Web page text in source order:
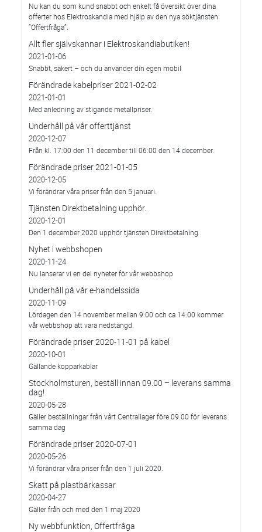
Nu kan du som kund snabbt och enkelt få översikt över dina
offerter hos Elektroskandia med hjälp av den nya söktjänsten
”Offertfråga”.
Allt fler självskannar i Elektroskandiabutiken!
2021-01-06
Snabbt, säkert – och du använder din egen mobil
Förändrade kabelpriser 2021-02-02
2021-01-01
Med anledning av stigande metallpriser.
Underhåll på vår offerttjänst
2020-12-07
Från kl. 17:00 den 11 december till 06:00 den 14 december.
Förändrade priser 2021-01-05
2020-12-05
Vi förändrar våra priser från den 5 januari.
Tjänsten Direktbetalning upphör.
2020-12-01
Den 1 december 2020 upphör tjänsten Direktbetalning
Nyhet i webbshopen
2020-11-24
Nu lanserar vi en del nyheter för vår webbshop
Underhåll på vår e-handelssida
2020-11-09
Lördagen den 14 november mellan 9:00 och ca 14:00 kommer
vår webbshop att vara nedstängd.
Förändrade priser 2020-11-01 på kabel
2020-10-01
Gällande kopparkablar
Stockholmsturen, beställ innan 09.00 – leverans samma
dag!
2020-05-28
Gäller beställningar från vårt Centrallager före 09.00 för leverans
samma dag
Förändrade priser 2020-07-01
2020-05-26
Vi förändrar våra priser från den 1 juli 2020.
Skatt på plastbärkassar
2020-04-27
Gäller från och med den 1 maj 2020
Ny webbfunktion, Offertfråga